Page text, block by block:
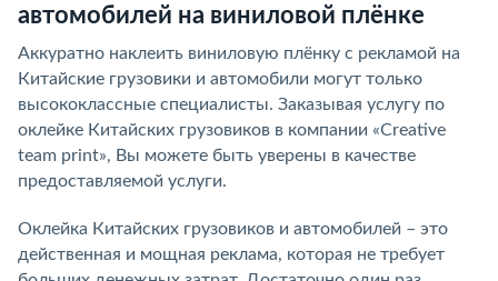
автомобилей на виниловой плёнке
Аккуратно наклеить виниловую плёнку с рекламой на
Китайские грузовики и автомобили могут только
высококлассные специалисты. Заказывая услугу по
оклейке Китайских грузовиков в компании «Creative
team print», Вы можете быть уверены в качестве
предоставляемой услуги.
Оклейка Китайских грузовиков и автомобилей – это
действенная и мощная реклама, которая не требует